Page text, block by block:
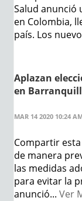
Salud anunció
en Colombia,
país. Los
Aplazan
en
MAR 14 2020 10:24
Compartir
de manera
las medidas
para evitar la
anunció... Ver